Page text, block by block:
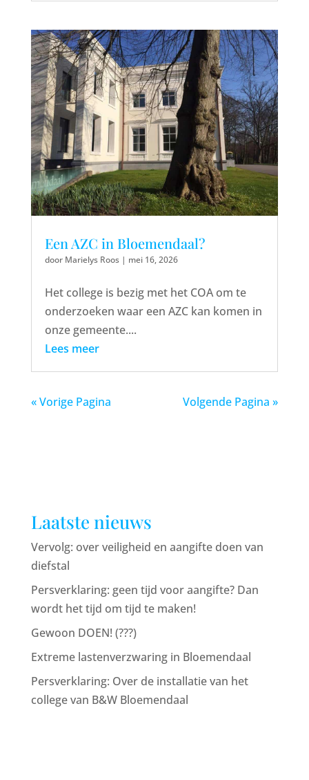
Een AZC in Bloemendaal?
door Marielys Roos| mei 16, 2026
Het college is bezig met het COA om te
onderzoeken waar een AZC kan komen in
onze gemeente....
Lees meer
« Vorige Pagina Volgende Pagina »
Laatste nieuws
Vervolg: over veiligheid en aangifte doen van
diefstal
Persverklaring: geen tijd voor aangifte? Dan
wordt het tijd om tijd te maken!
Gewoon DOEN! (???)
Extreme lastenverzwaring in Bloemendaal
Persverklaring: Over de installatie van het
college van B&W Bloemendaal